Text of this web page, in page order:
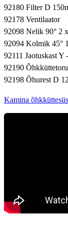
92180 Filter D
92178 Ventilaator
92098 Nelik 90° 2
92094 Kolmik 45°
92111 Jaotuskast
92190
92198 Õhurest D
Kamina